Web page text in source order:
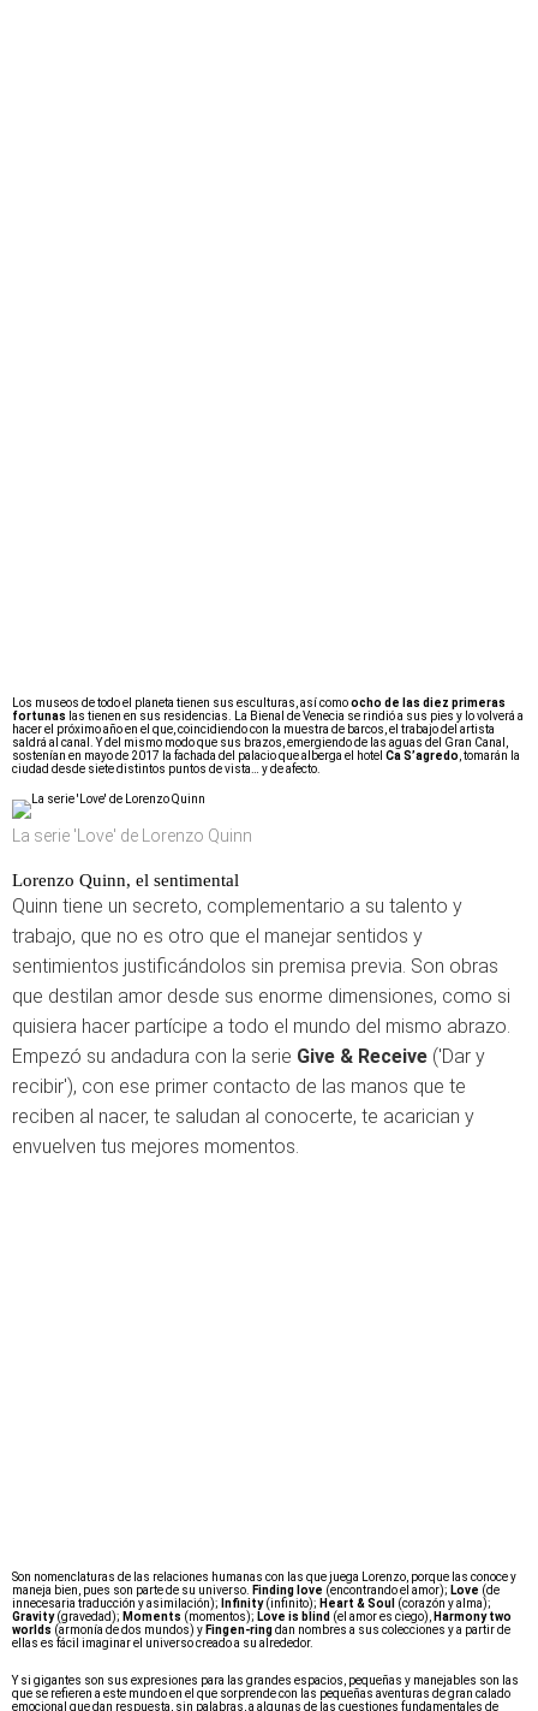
Los museos de todo el planeta tienen sus esculturas, así comoocho de las diez primeras
fortunas las tienen en sus residencias. La Bienal de Venecia se rindió a sus pies y lo volverá a
hacer el próximo año en el que, coincidiendo con la muestra de barcos, el trabajo del artista
saldrá al canal. Y del mismo modo que sus brazos, emergiendo de las aguas del Gran Canal,
sostenían en mayo de 2017 la fachada del palacio que alberga el hotel Ca S’agredo , tomarán la
ciudad desde siete distintos puntos de vista… y de afecto.
La serie 'Love' de Lorenzo Quinn
Lorenzo Quinn, el sentimental
Quinn tiene un secreto, complementario a su talento y
trabajo, que no es otro que el manejar sentidos y
sentimientos justificándolos sin premisa previa. Son obras
que destilan amor desde sus enorme dimensiones, como si
quisiera hacer partícipe a todo el mundo del mismo abrazo.
Empezó su andadura con la serie Give & Receive ('Dar y
recibir'), con ese primer contacto de las manos que te
reciben al nacer, te saludan al conocerte, te acarician y
envuelven tus mejores momentos.
Son nomenclaturas de las relaciones humanas con las que juega Lorenzo, porque las conoce y
maneja bien, pues son parte de su universo.
Finding love (encontrando el amor); Love (de
innecesaria traducción y asimilación); Infinity(infinito); Heart & Soul (corazón y alma);
Gravity(gravedad); Moments (momentos); Love is blind (el amor es ciego),
Harmony two
worlds (armonía de dos mundos) y Fingen-ringdan nombres a sus colecciones y a partir de
ellas es fácil imaginar el universo creado a su alrededor.
Y si gigantes son sus expresiones para las grandes espacios, pequeñas y manejables son las
que se refieren a este mundo en el que sorprende con las pequeñas aventuras de gran calado
emocional que dan respuesta, sin palabras, a algunas de las cuestiones fundamentales de